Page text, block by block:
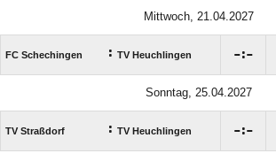
Mittwoch, 21.04.2027
FC Schechingen : TV Heuchlingen :
Sonntag, 25.04.2027
TV Straßdorf : TV Heuchlingen :